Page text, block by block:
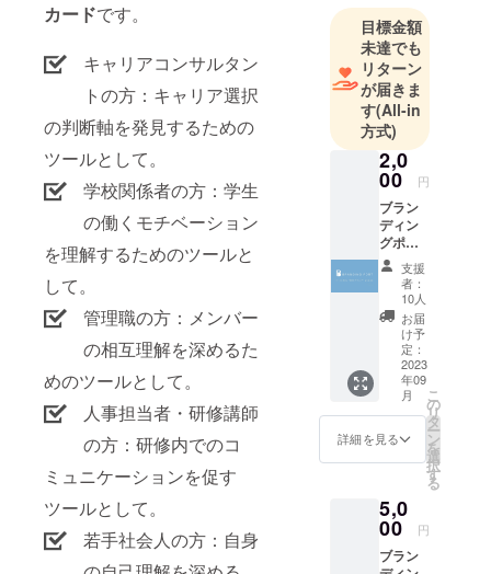
カードです。
キャリアコンサルタン
トの方：キャリア選択
の判断軸を発見するための
ツールとして。
学校関係者の方：学生
の働くモチベーション
を理解するためのツールと
して。
管理職の方：メンバー
の相互理解を深めるた
めのツールとして。
人事担当者・研修講師
の方：研修内でのコ
ミュニケーションを促す
ツールとして。
若手社会人の方：自身
目標金額
未達でも
リターン
が届きま
す(All-in
方式)
2,0
00 円
ブラン
ディン
グポー
トより
お礼の
メッ
セージ
支援
者：
10人
お届
け予
定：
2023
年09
月
詳細を見る
こ
の
リ
タ
ー
ン
を
選
択
す
る
5,0
00 円
ブラン